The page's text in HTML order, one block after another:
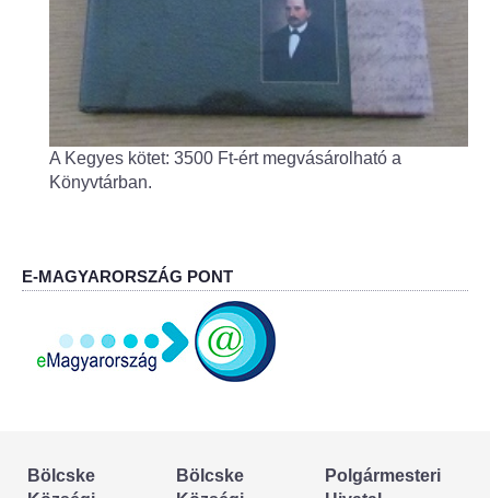
HIRDETMÉNYEK
ESEMÉNYEK
TESTVÉRTELEPÜLÉSÜNK:
VÁLASZTÁSI INFORMÁCIÓK
Választási szervek
Választási ügyintézés
Választópolgároknak
A Kegyes kötet: 3500 Ft-ért megvásárolható a
Könyvtárban.
E-MAGYARORSZÁG PONT
Bölcske
Bölcske
Polgármesteri